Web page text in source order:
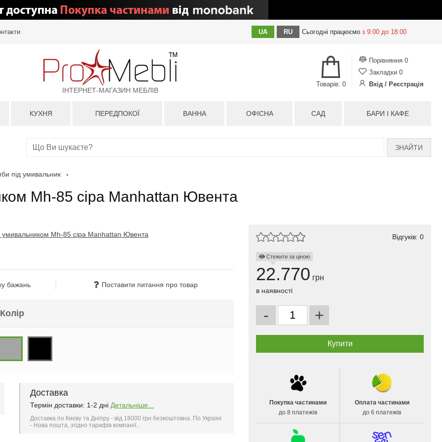
UA RU Сьогодні працюємо з 9:00 до 18:00
ІНТЕРНЕТ-МАГАЗИН МЕБЛІВ
Порівняння 0
Закладки 0
Вхід / Реєстрація
Товарів: 0
КУХНЯ ПЕРЕДПОКОЇ ВАННА ОФІСНА САД БАРИ І КАФЕ
ЗНАЙТИ
під умивальник ›
Mh-85 сіра Manhattan Ювента
бажань Поставити питання про товар
Колір
Доставка
Термін доставки: 1-2 дні Детальніше...
Доставка по Києву та Дніпру - від 18000 грн безкоштовна. По Україні
- Нова пошта, згідно тарифів компанії..
Відгуків: 0
Стежити за ціною
22.770 грн
в наявності
- +
Покупка частинами
до 8 платежів
Оплата частинами
до 6 платежів